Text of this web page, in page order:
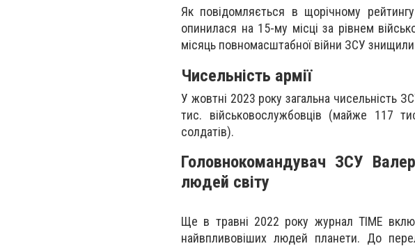
Як повідомляється в щорічному
опинилася на 15-му місці за рівнем
місяць повномасштабної війни ЗСУ знищили
Чисельність армії
У жовтні 2023 року загальна чисельність
тис. військовослужбовців (майже 117
солдатів).
Головнокомандувач ЗСУ
людей світу
Ще в травні 2022 року журнал TIME
найвпливовіших людей планети. До